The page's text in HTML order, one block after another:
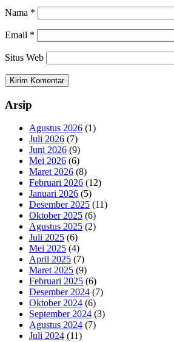
Nama *
Email *
Situs Web
Arsip
Agustus 2026 (1)
Juli 2026 (7)
Juni 2026 (9)
Mei 2026 (6)
Maret 2026 (8)
Februari 2026 (12)
Januari 2026 (5)
Desember 2025 (11)
Oktober 2025 (6)
Agustus 2025 (2)
Juli 2025 (6)
Mei 2025 (4)
April 2025 (7)
Maret 2025 (9)
Februari 2025 (6)
Desember 2024 (7)
Oktober 2024 (6)
September 2024 (3)
Agustus 2024 (7)
Juli 2024 (11)